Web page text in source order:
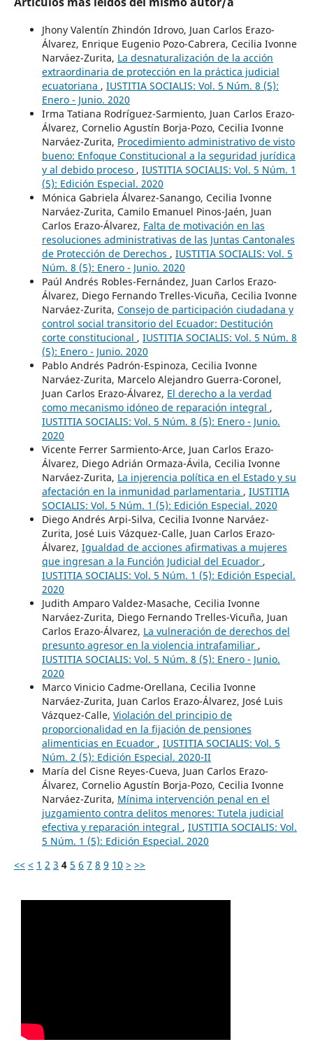
Jhony Valentín Zhindón Idrovo, Juan Carlos Erazo-
Álvarez, Enrique Eugenio Pozo-Cabrera, Cecilia Ivonne
Narváez-Zurita, La desnaturalización de la acción
extraordinaria de protección en la práctica judicial
ecuatoriana , IUSTITIA SOCIALIS: Vol. 5 Núm. 8 (5):
Enero - Junio. 2020
Irma Tatiana Rodríguez-Sarmiento, Juan Carlos Erazo-
Álvarez, Cornelio Agustín Borja-Pozo, Cecilia Ivonne
Narváez-Zurita, Procedimiento administrativo de visto
bueno: Enfoque Constitucional a la seguridad jurídica
y al debido proceso , IUSTITIA SOCIALIS: Vol. 5 Núm. 1
(5): Edición Especial. 2020
Mónica Gabriela Álvarez-Sanango, Cecilia Ivonne
Narváez-Zurita, Camilo Emanuel Pinos-Jaén, Juan
Carlos Erazo-Álvarez, Falta de motivación en las
resoluciones administrativas de las Juntas Cantonales
de Protección de Derechos , IUSTITIA SOCIALIS: Vol. 5
Núm. 8 (5): Enero - Junio. 2020
Paúl Andrés Robles-Fernández, Juan Carlos Erazo-
Álvarez, Diego Fernando Trelles-Vicuña, Cecilia Ivonne
Narváez-Zurita, Consejo de participación ciudadana y
control social transitorio del Ecuador: Destitución
corte constitucional , IUSTITIA SOCIALIS: Vol. 5 Núm. 8
(5): Enero - Junio. 2020
Pablo Andrés Padrón-Espinoza, Cecilia Ivonne
Narváez-Zurita, Marcelo Alejandro Guerra-Coronel,
Juan Carlos Erazo-Álvarez, El derecho a la verdad
como mecanismo idóneo de reparación integral ,
IUSTITIA SOCIALIS: Vol. 5 Núm. 8 (5): Enero - Junio.
2020
Vicente Ferrer Sarmiento-Arce, Juan Carlos Erazo-
Álvarez, Diego Adrián Ormaza-Ávila, Cecilia Ivonne
Narváez-Zurita, La injerencia política en el Estado y su
afectación en la inmunidad parlamentaria , IUSTITIA
SOCIALIS: Vol. 5 Núm. 1 (5): Edición Especial. 2020
Diego Andrés Arpi-Silva, Cecilia Ivonne Narváez-
Zurita, José Luis Vázquez-Calle, Juan Carlos Erazo-
Álvarez, Igualdad de acciones afirmativas a mujeres
que ingresan a la Función Judicial del Ecuador ,
IUSTITIA SOCIALIS: Vol. 5 Núm. 1 (5): Edición Especial.
2020
Judith Amparo Valdez-Masache, Cecilia Ivonne
Narváez-Zurita, Diego Fernando Trelles-Vicuña, Juan
Carlos Erazo-Álvarez, La vulneración de derechos del
presunto agresor en la violencia intrafamiliar ,
IUSTITIA SOCIALIS: Vol. 5 Núm. 8 (5): Enero - Junio.
2020
Marco Vinicio Cadme-Orellana, Cecilia Ivonne
Narváez-Zurita, Juan Carlos Erazo-Álvarez, José Luis
Vázquez-Calle, Violación del principio de
proporcionalidad en la fijación de pensiones
alimenticias en Ecuador , IUSTITIA SOCIALIS: Vol. 5
Núm. 2 (5): Edición Especial. 2020-II
María del Cisne Reyes-Cueva, Juan Carlos Erazo-
Álvarez, Cornelio Agustín Borja-Pozo, Cecilia Ivonne
Narváez-Zurita, Mínima intervención penal en el
juzgamiento contra delitos menores: Tutela judicial
efectiva y reparación integral , IUSTITIA SOCIALIS: Vol.
5 Núm. 1 (5): Edición Especial. 2020
<< < 1 2 3 4 5 6 7 8 9 10 > >>